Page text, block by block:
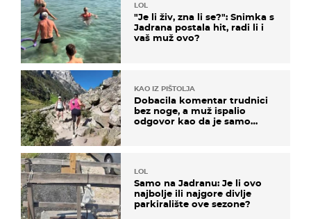
LOL
"Je li živ, zna li se?": Snimka s
Jadrana postala hit, radi li i
vaš muž ovo?
KAO IZ PIŠTOLJA
Dobacila komentar trudnici
bez noge, a muž ispalio
odgovor kao da je samo
LOL
Samo na Jadranu: Je li ovo
najbolje ili najgore divlje
parkiralište ove sezone?